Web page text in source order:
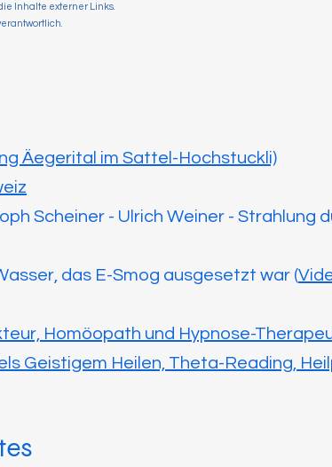
Inhalte externer Links.
Äegerital im Sattel-Hochstuckli)
Scheiner - Ulrich Weiner - Strahlung
das E-Smog ausgesetzt war (
Homöopath und Hypnose-
Geistigem Heilen, Theta-Reading,